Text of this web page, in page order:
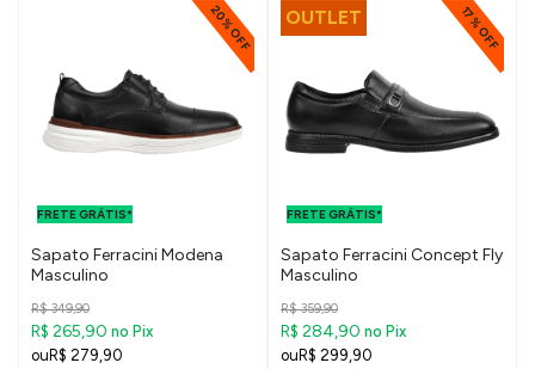
20% OFF
FRETE GRÁTIS*
Sapato Ferracini Modena
Masculino
R$ 349,90
R$ 265,90 no Pix
R$ 279,90
OUTLET 17% OFF
FRETE GRÁTIS*
Sapato Ferracini Concept Fly
Masculino
R$ 359,90
R$ 284,90 no Pix
R$ 299,90